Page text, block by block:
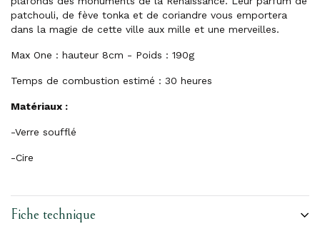
patchouli, de fève tonka et de coriandre vous emportera
dans la magie de cette ville aux mille et une merveilles.
Max One : hauteur 8cm - Poids : 190g
Temps de combustion estimé : 30 heures
Matériaux :
-Verre soufflé
-Cire
Fiche technique